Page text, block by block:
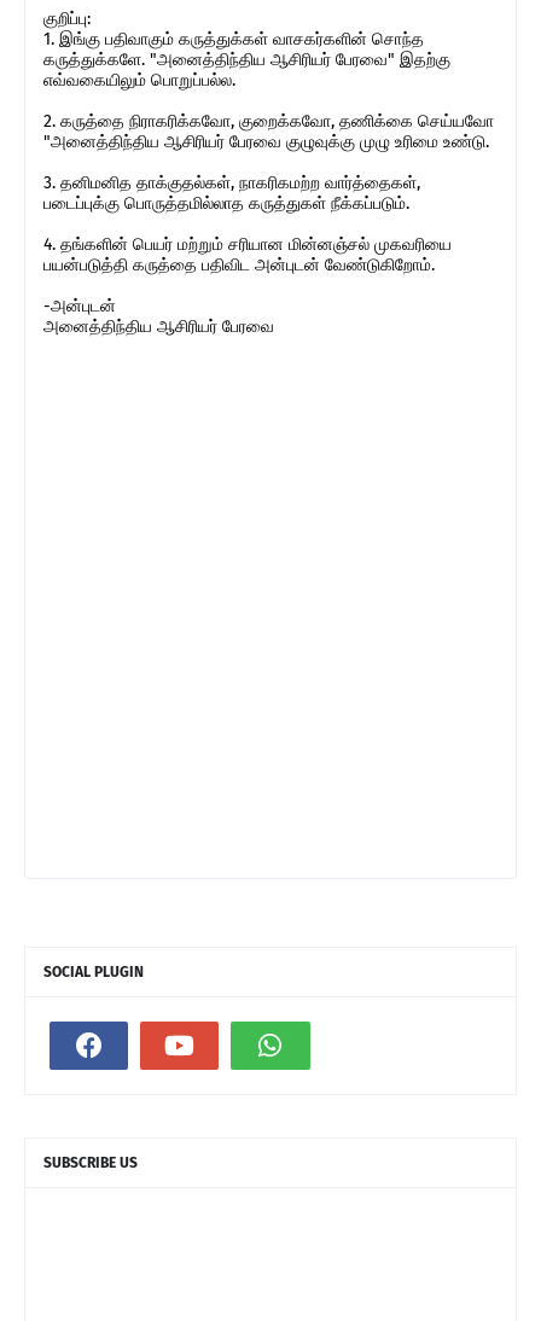
குறிப்பு:
1. இங்கு பதிவாகும் கருத்துக்கள் வாசகர்களின் சொந்த
கருத்துக்களே. "அனைத்திந்திய ஆசிரியர் பேரவை" இதற்கு
எவ்வகையிலும் பொறுப்பல்ல.
2. கருத்தை நிராகரிக்கவோ, குறைக்கவோ, தணிக்கை செய்யவோ
"அனைத்திந்திய ஆசிரியர் பேரவை குழுவுக்கு முழு உரிமை உண்டு.
3. தனிமனித தாக்குதல்கள், நாகரிகமற்ற வார்த்தைகள்,
படைப்புக்கு பொருத்தமில்லாத கருத்துகள் நீக்கப்படும்.
4. தங்களின் பெயர் மற்றும் சரியான மின்னஞ்சல் முகவரியை
பயன்படுத்தி கருத்தை பதிவிட அன்புடன் வேண்டுகிறோம்.
-அன்புடன்
அனைத்திந்திய ஆசிரியர் பேரவை
SOCIAL PLUGIN
SUBSCRIBE US